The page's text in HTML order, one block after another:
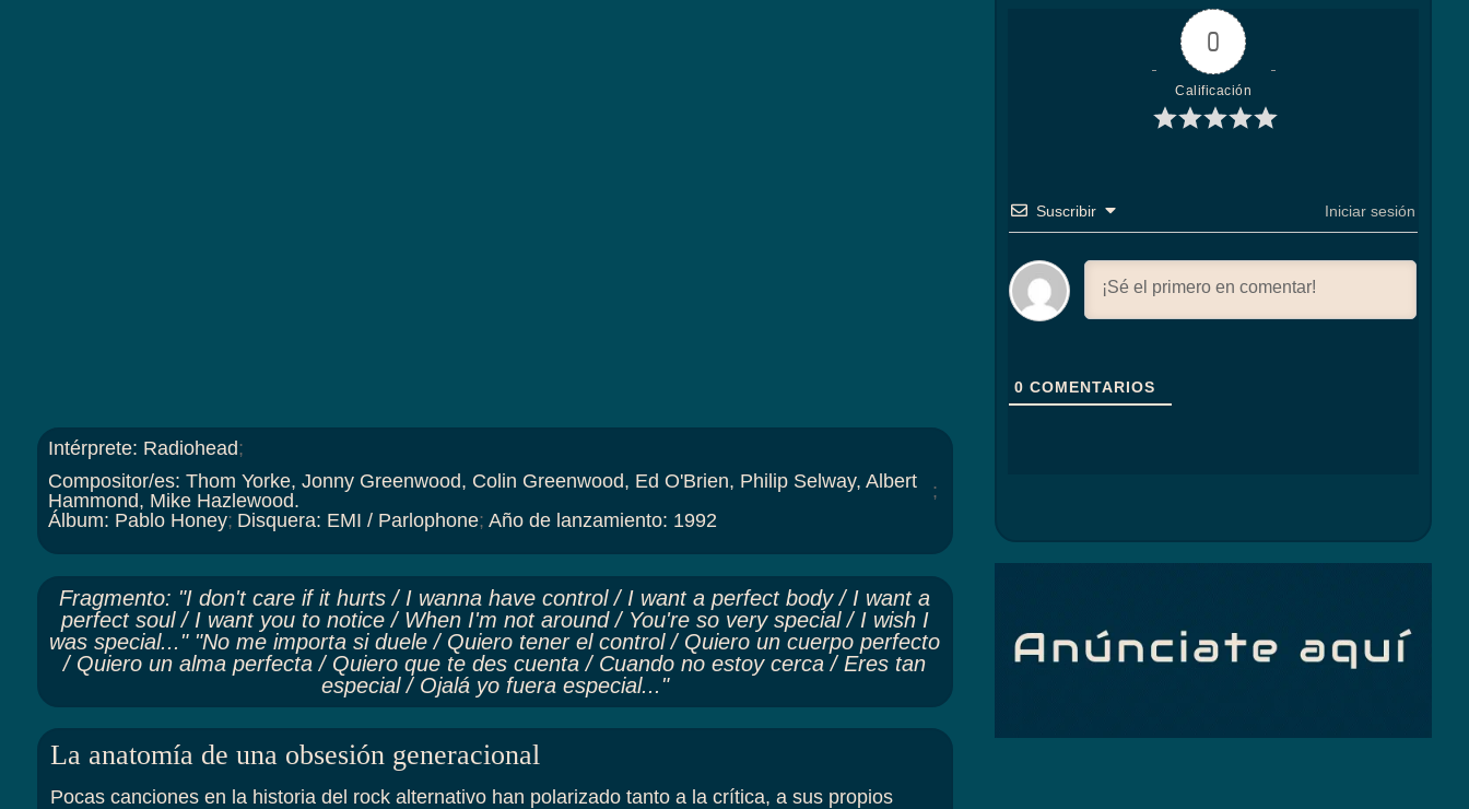
Intérprete: Radiohead;
Compositor/es: Thom Yorke, Jonny Greenwood, Colin Greenwood, Ed O'Brien, Philip Selway, Albert
Hammond, Mike Hazlewood.
;
Álbum: Pablo Honey; Disquera: EMI / Parlophone; Año de lanzamiento: 1992
Fragmento: "I don't care if it hurts / I wanna have control / I want a perfect body / I want a
perfect soul / I want you to notice / When I'm not around / You're so very special / I wish I
was special..." "No me importa si duele / Quiero tener el control / Quiero un cuerpo perfecto
/ Quiero un alma perfecta / Quiero que te des cuenta / Cuando no estoy cerca / Eres tan
especial / Ojalá yo fuera especial..."
La anatomía de una obsesión generacional
Pocas canciones en la historia del rock alternativo han polarizado tanto a la crítica, a sus propios
0
Calificación
Suscribir Iniciar sesión
0 COMENTARIOS